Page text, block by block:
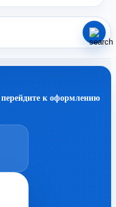
к оформлению